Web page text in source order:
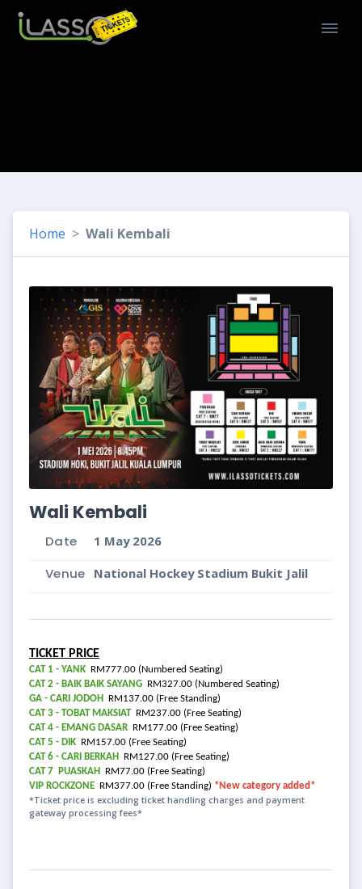
Home Wali Kembali
Wali Kembali
Date 1 May 2026
Venue National Hockey Stadium Bukit Jalil
TICKET PRICE
CAT 1 - YANK RM777.00 (Numbered Seating)
CAT 2 - BAIK BAIK SAYANG RM327.00 (Numbered Seating)
GA - CARI JODOH RM137.00 (Free Standing)
CAT 3 - TOBAT MAKSIAT RM237.00 (Free Seating)
CAT 4 - EMANG DASAR RM177.00 (Free Seating)
CAT 5 - DIK RM157.00 (Free Seating)
CAT 6 - CARI BERKAH RM127.00 (Free Seating)
CAT 7 PUASKAH RM77.00 (Free Seating)
VIP ROCKZONE RM377.00 (Free Standing) *New category added*
*Ticket price is excluding ticket handling charges and payment
gateway processing fees*